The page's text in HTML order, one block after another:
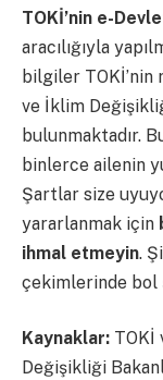
TOKİ’nin e-
aracılığıyla
bilgiler
ve İklim
bulunmaktadır.
binlerce ailenin
Şartlar size
yararlanmak için
ihmal etmeyin.
çekimlerinde bol
Kaynaklar: TOKİ
Değişikliği